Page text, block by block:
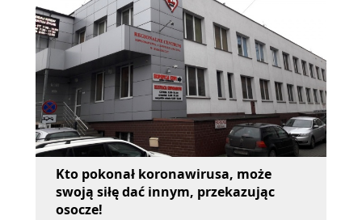
Kto pokonał koronawirusa, może
swoją siłę dać innym, przekazując
osocze!